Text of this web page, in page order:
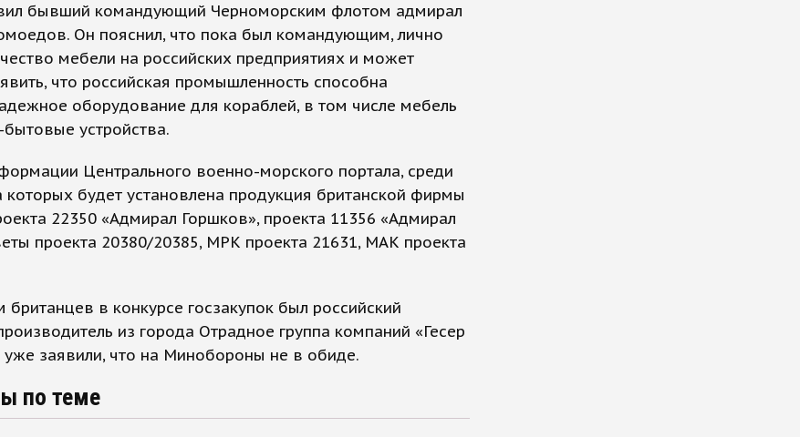
бывший командующий Черноморским флотом адмирал
Он пояснил, что пока был командующим, лично
мебели на российских предприятиях и может
что российская промышленность способна
оборудование для кораблей, в том числе мебель
бытовые устройства.
Центрального военно-морского портала, среди
которых будет установлена продукция британской фирмы
22350 «Адмирал Горшков», проекта 11356 «Адмирал
проекта 20380/20385, МРК проекта 21631, МАК проекта
британцев в конкурсе госзакупок был российский
из города Отрадное группа компаний «Гесер
уже заявили, что на Минобороны не в обиде.
по теме